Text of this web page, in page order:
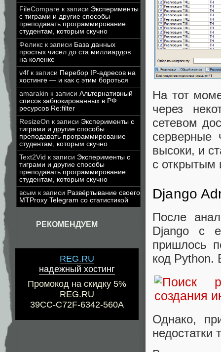
FileCompare к записи Эксперименты
с тиграми и другие способы
преподавать программирование
студентам, которым скучно
Феликс к записи База данных
простых чисел до ста миллиардов
на коленке
v4f к записи Перебор IP-адресов на
хостинге — и как с этим бороться
amarakin к записи Альтернативный
список заблокированных в РФ
ресурсов Re:filter
ResizeOn к записи Эксперименты с
тиграми и другие способы
преподавать программирование
студентам, которым скучно
Text2Vid к записи Эксперименты с
тиграми и другие способы
преподавать программирование
студентам, которым скучно
всым к записи Развёртывание своего
MTProxy Telegram со статистикой
РЕКОМЕНДУЕМ
REG.RU
надежный хостинг
Промокод на скидку 5%
REG.RU
39CC-C72F-6342-560A
На тот
через
сетевом
высоки, и
с открытым
Django
После
Django с
пришлось
код Python.
Однако,
недостатки